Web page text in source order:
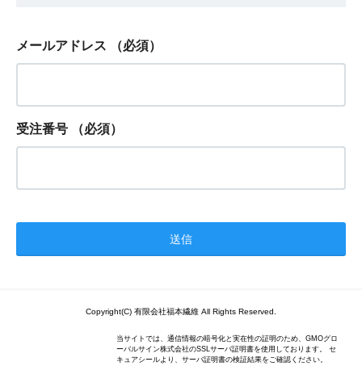
メールアドレス （必須）
受注番号 （必須）
Copyright(C) 有限会社福本繊維 All Rights Reserved.
当サイトでは、通信情報の暗号化と実在性の証明のため、GMOグロ
ーバルサイン株式会社のSSLサーバ証明書を使用しております。 セ
キュアシールより、サーバ証明書の検証結果をご確認ください。